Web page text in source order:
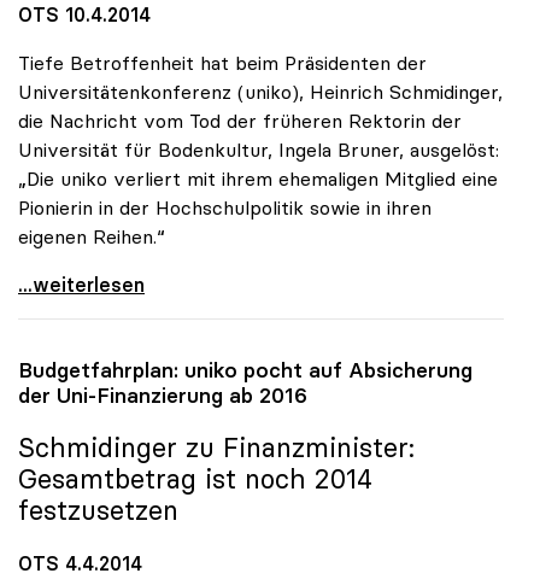
OTS 10.4.2014
Tiefe Betroffenheit hat beim Präsidenten der
Universitätenkonferenz (uniko), Heinrich Schmidinger,
die Nachricht vom Tod der früheren Rektorin der
Universität für Bodenkultur, Ingela Bruner, ausgelöst:
„Die uniko verliert mit ihrem ehemaligen Mitglied eine
Pionierin in der Hochschulpolitik sowie in ihren
eigenen Reihen.“
Universitätenkonferenz trauert um Ingela Bruner
...weiterlesen
Budgetfahrplan: uniko pocht auf Absicherung
der Uni-Finanzierung ab 2016
Schmidinger zu Finanzminister:
Gesamtbetrag ist noch 2014
festzusetzen
OTS 4.4.2014